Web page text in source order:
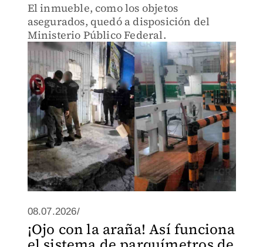
El inmueble, como los objetos
asegurados, quedó a disposición del
Ministerio Público Federal.
08.07.2026/
¡Ojo con la araña! Así funciona